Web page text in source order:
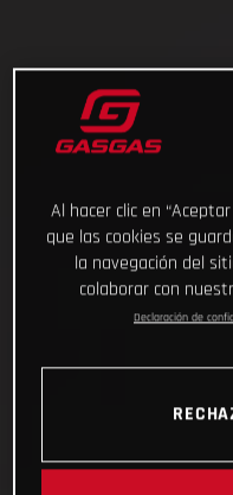
Al hacer clic en
que las cookies se
la navegación del
colaborar con
Declaración de